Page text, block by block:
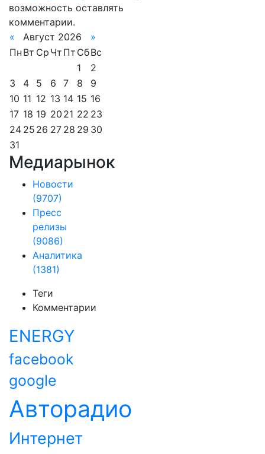
возможность оставлять
комментарии.
«
Август 2026
»
Пн Вт Ср Чт Пт СбВс
1
2
3
4 5 6 7 8
9
10 11 12 13 14 15 16
17 18 19 20 21 22 23
24 25 26 27 28 29 30
31
Медиарынок
Новости
(9707)
Пресс
релизы
(9086)
Аналитика
(1381)
Теги
Комментарии
ENERGY
facebook
google
Авторадио
Интернет